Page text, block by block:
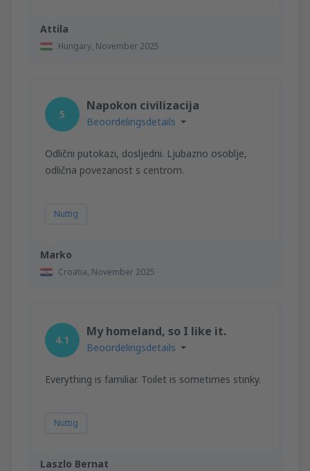
Attila
Hungary, November 2025
Marko
Croatia, November 2025
5
Napokon civilizacija
Beoordelingsdetails
Odlični putokazi, dosljedni. Ljubazno osoblje,
odlična povezanost s centrom.
Nuttig
Laszlo Bernat
4.1
My homeland, so I like it.
Beoordelingsdetails
Everything is familiar. Toilet is sometimes stinky.
Nuttig